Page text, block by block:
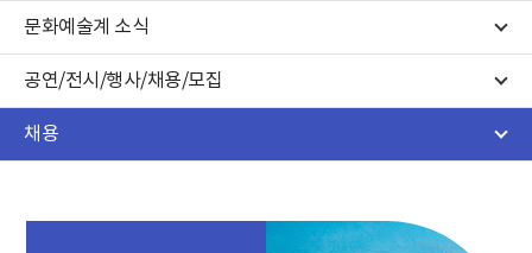
문화예술계 소식
공연/전시/행사/채용/모집
채용